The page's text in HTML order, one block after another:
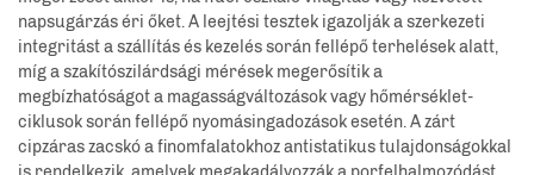
napsugárzás éri őket. A leejtési tesztek igazolják a szerkezeti
integritást a szállítás és kezelés során fellépő terhelések alatt,
míg a szakítószilárdsági mérések megerősítik a
megbízhatóságot a magasságváltozások vagy hőmérséklet-
ciklusok során fellépő nyomásingadozások esetén. A zárt
cipzáras zacskó a finomfalatokhoz antistatikus tulajdonságokkal